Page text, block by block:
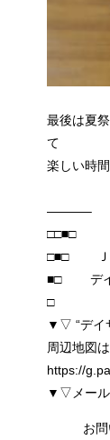
最後は夏
て
楽しい時
———–
□□■□
□■□ Ｊケ
■□ デイ
□
▼▽ “デイ
周辺地図
https://
▼▽メール
お